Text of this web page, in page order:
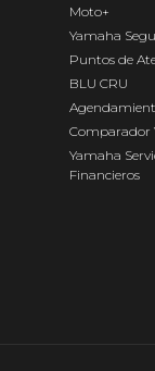
Moto+
Yamaha
Puntos de
BLU CRU
Comparador
Yamaha
Financieros